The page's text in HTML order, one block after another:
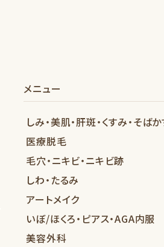
メニュー
しみ・美肌・肝斑・くすみ・そば
医療脱毛
毛穴・ニキビ・ニキビ跡
しわ・たるみ
アートメイク
いぼ/ほくろ・ピアス・AGA内服
美容外科